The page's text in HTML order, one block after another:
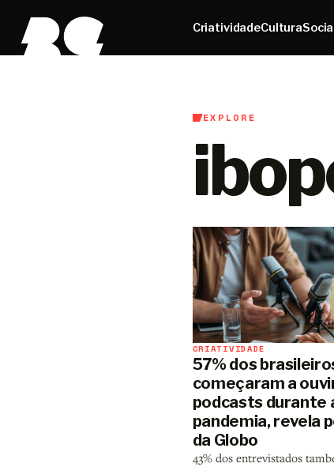
CriatividadeCultura
EXPLORE
CRIATIVIDADE
57% dos
começaram a
podcasts durante
pandemia, revela
da Globo
43% dos entrevistados